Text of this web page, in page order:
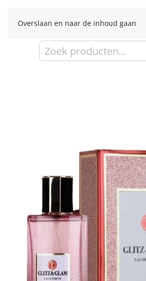
Overslaan en naar de inhoud gaan
Zoeken
naar: